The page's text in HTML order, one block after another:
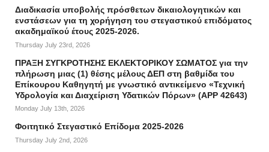
Διαδικασία υποβολής πρόσθετων δικαιολογητικών και
ενστάσεων για τη χορήγηση του στεγαστικού επιδόματος
ακαδημαϊκού έτους 2025-2026.
Thursday July 23rd, 2026
ΠΡΑΞΗ ΣΥΓΚΡΟΤΗΣΗΣ ΕΚΛΕΚΤΟΡΙΚΟΥ ΣΩΜΑΤΟΣ για την
πλήρωση μιας (1) θέσης μέλους ΔΕΠ στη βαθμίδα του
Επίκουρου Καθηγητή με γνωστικό αντικείμενο «Τεχνική
Υδρολογία και Διαχείριση Υδατικών Πόρων» (APP 42643)
Monday July 13th, 2026
Φοιτητικό Στεγαστικό Επίδομα 2025-2026
Thursday July 2nd, 2026